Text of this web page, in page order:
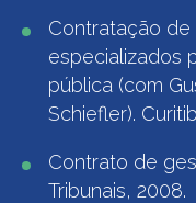
Contratação
especializados
pública (com
Schiefler).
Contrato de
Tribunais, 2008.